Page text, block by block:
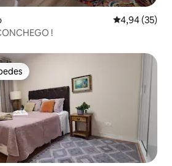
4,94 de uma
4,94 (35)
!
dos hóspedes